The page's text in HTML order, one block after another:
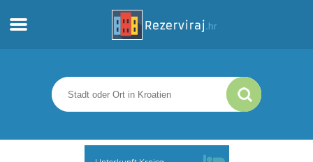
Apartments
Touristeninformation